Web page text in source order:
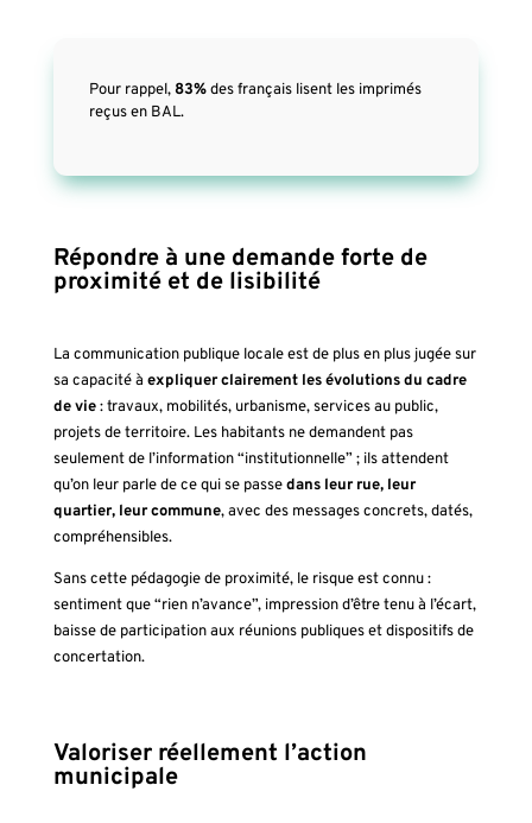
Pour rappel,83%des français lisent les imprimés
reçus en BAL.
Répondre à une demande forte de
proximité et de lisibilité
La communication publique locale est de plus en plus jugée sur
sa capacité à expliquer clairement les évolutions du cadre
de vie: travaux, mobilités, urbanisme, services au public,
projets de territoire. Les habitants ne demandent pas
seulement de l’information “institutionnelle” ; ils attendent
qu’on leur parle de ce qui se passedans leur rue, leur
quartier, leur commune, avec des messages concrets, datés,
compréhensibles.
Sans cette pédagogie de proximité, le risque est connu :
sentiment que “rien n’avance”, impression d’être tenu à l’écart,
baisse de participation aux réunions publiques et dispositifs de
concertation.
Valoriser réellement l’action
municipale